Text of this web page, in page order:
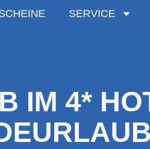
SERVICE
IM 4*